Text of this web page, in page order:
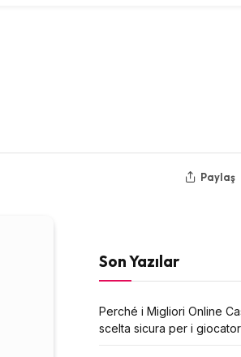
Paylaş
Son Yazılar
Perché i Migliori Online
scelta sicura per i